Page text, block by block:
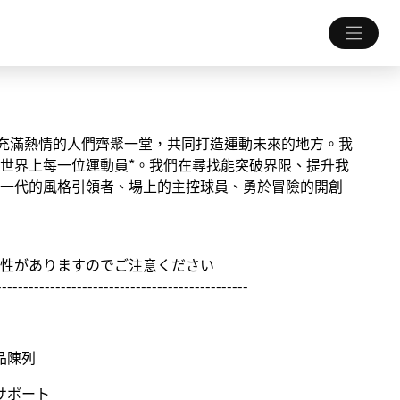
熱情的人們齊聚一堂，共同打造運動未來的地方。我
界上每一位運動員*。我們在尋找能突破界限、提升我
代的風格引領者、場上的主控球員、勇於冒險的開創
がありますのでご注意ください
陳列
ポート